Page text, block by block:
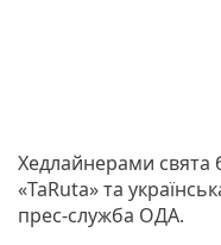
Хедлайнерами свята
«TaRuta» та
прес-служба ОДА.